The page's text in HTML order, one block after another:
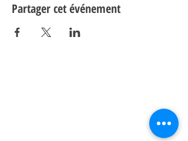
Partager cet événement